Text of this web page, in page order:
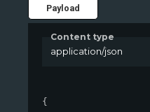
Payload
Content type
application/json
{